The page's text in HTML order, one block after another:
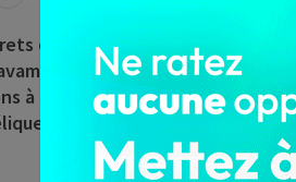
de polichinelle qui
obnubilées et
à inconnus, ce sont des
Kidjo.